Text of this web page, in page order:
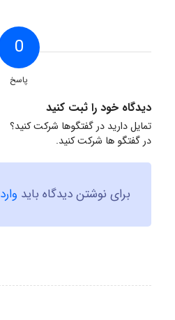
0
پاسخ
دیدگاه خود را ثبت کنید
تمایل دارید در گفتگوها شرکت کنید؟
در گفتگو ها شرکت کنید.
برای نوشتن دیدگاه باید وارد